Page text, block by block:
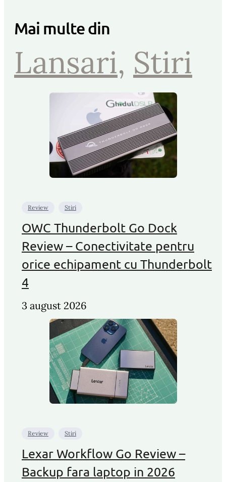
Mai multe din
Lansari, Stiri
Review Stiri
OWC Thunderbolt Go Dock
Review – Conectivitate pentru
orice echipament cu Thunderbolt
4
3 august 2026
Review Stiri
Lexar Workflow Go Review –
Backup fara laptop in 2026